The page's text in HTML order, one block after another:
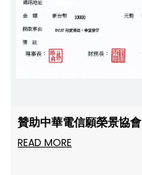
贊助中華電信願榮景協會
READ MORE